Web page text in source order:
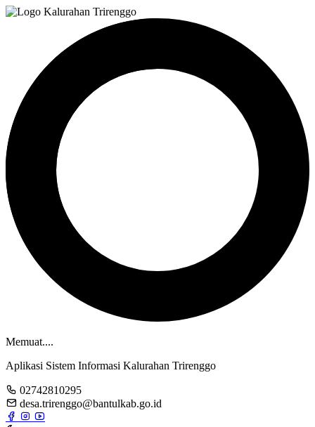
Memuat....
Aplikasi Sistem Informasi Kalurahan Trirenggo
02742810295
desa.trirenggo@bantulkab.go.id